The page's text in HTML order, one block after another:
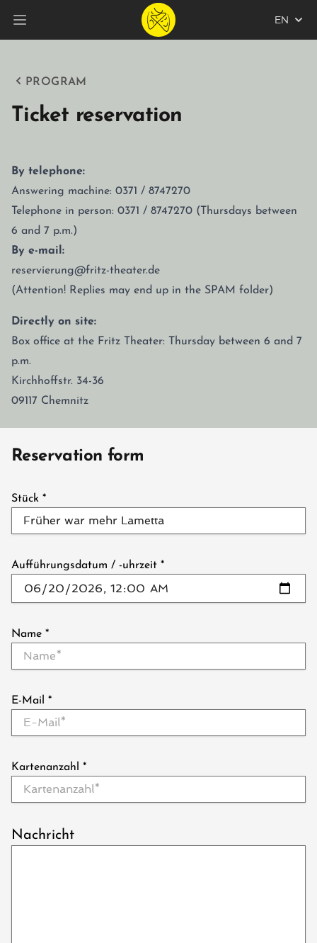
Open main menu
EN
PROGRAM
Ticket reservation
By telephone:
Answering machine: 0371 / 8747270
Telephone in person: 0371 / 8747270 (Thursdays between
6 and 7 p.m.)
By e-mail:
reservierung@fritz-theater.de
(Attention! Replies may end up in the SPAM folder)
Directly on site:
Box office at the Fritz Theater: Thursday between 6 and 7
p.m.
Kirchhoffstr. 34-36
09117 Chemnitz
Reservation form
Stück *
Aufführungsdatum / -uhrzeit *
Name *
E-Mail *
Kartenanzahl *
Nachricht